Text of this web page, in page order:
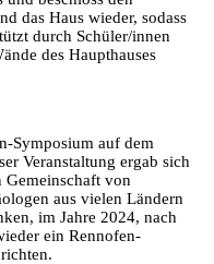
das Haus wieder, sodass
durch Schüler/innen
des Haupthauses
Symposium auf dem
Veranstaltung ergab sich
Gemeinschaft von
aus vielen Ländern
im Jahre 2024, nach
ein Rennofen-